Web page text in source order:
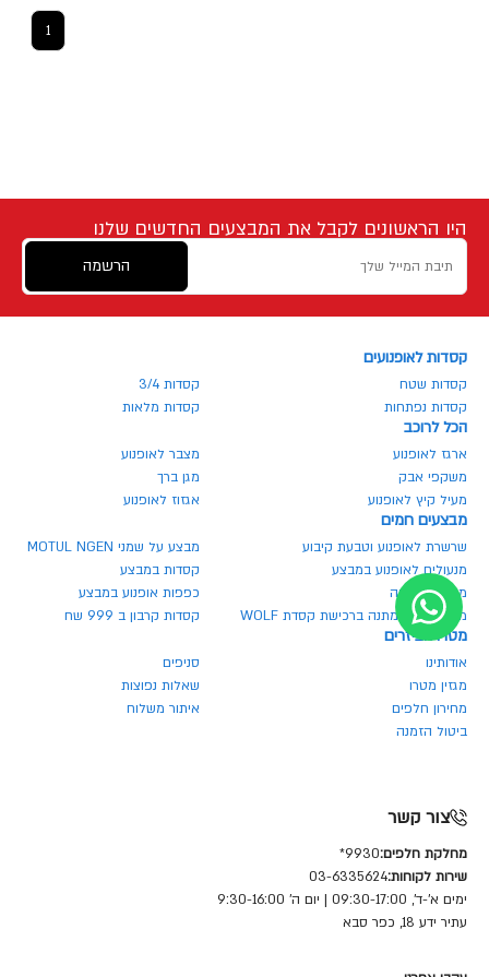
1
היו הראשונים לקבל את המבצעים החדשים שלנו
הרשמה
קסדות לאופנועים
קסדות שטח
קסדות 3/4
קסדות נפתחות
קסדות מלאות
הכל לרוכב
ארגז לאופנוע
מצבר לאופנוע
משקפי אבק
מגן ברך
מעיל קיץ לאופנוע
אגזוז לאופנוע
מבצעים חמים
שרשרת לאופנוע וטבעת קיבוע
מבצע על שמני MOTUL NGEN
מנעולים לאופנוע במבצע
קסדות במבצע
משקף בהנחה
כפפות אופנוע במבצע
משקף אבק מתנה ברכישת קסדת WOLF
קסדות קרבון ב 999 שח
מטרו אביזרים
אודותינו
סניפים
מגזין מטרו
שאלות נפוצות
מחירון חלפים
איתור משלוח
ביטול הזמנה
צור קשר
מחלקת חלפים:9930*
שירות לקוחות:03-6335624
ימים א'-ד', 09:30-17:00 | יום ה' 9:30-16:00
עתיר ידע 18, כפר סבא